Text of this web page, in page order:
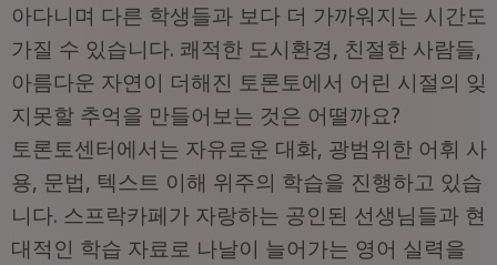
아다니며 다른 학생들과 보다 더 가까워지는 시간도
가질 수 있습니다. 쾌적한 도시환경, 친절한 사람들,
아름다운 자연이 더해진 토론토에서 어린 시절의 잊
지못할 추억을 만들어보는 것은 어떨까요?
토론토센터에서는 자유로운 대화, 광범위한 어휘 사
용, 문법, 텍스트 이해 위주의 학습을 진행하고 있습
니다. 스프락카페가 자랑하는 공인된 선생님들과 현
대적인 학습 자료로 나날이 늘어가는 영어 실력을